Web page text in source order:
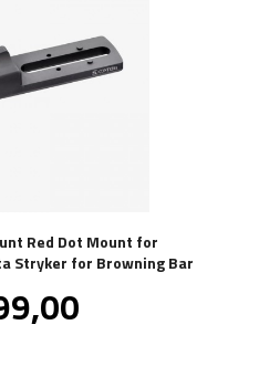
Red Dot Mount for
Stryker for Browning Bar
mva.